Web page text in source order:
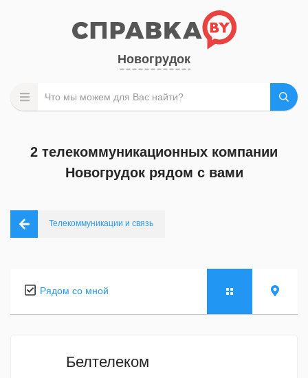
Новогрудок
2 телекоммуникационных компании
Новогрудок рядом с вами
Телекоммуникации и связь
Рядом со мной
Белтелеком